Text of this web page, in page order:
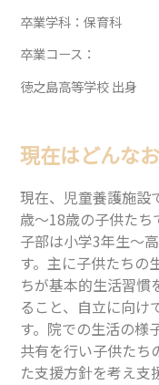
卒業学科：保育科
卒業コース：
徳之島高等学校 出身
現在はどんな
現在、児童養護施設
歳〜18歳の子供た
子部は小学3年生〜
す。主に子供たちの
ちが基本的生活習慣
ること、自立に向け
す。院での生活の様
共有を行い子供たち
た支援方針を考え支